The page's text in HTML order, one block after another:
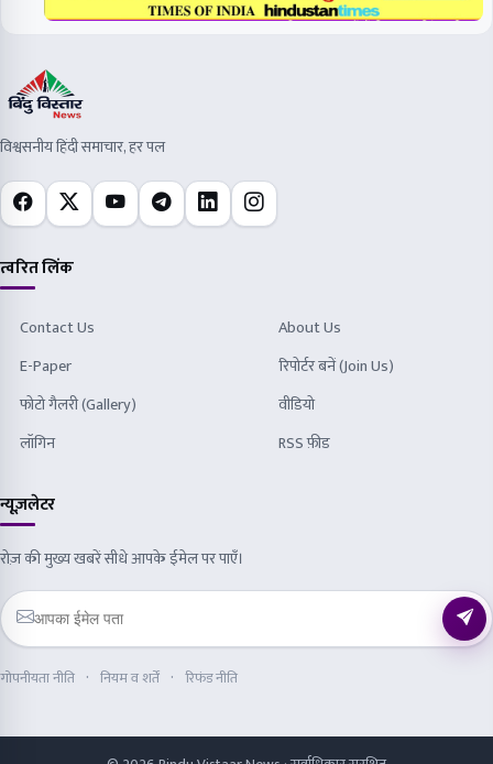
विश्वसनीय हिंदी समाचार, हर पल
त्वरित लिंक
Contact Us
About Us
E-Paper
रिपोर्टर बनें (Join Us)
फोटो गैलरी (Gallery)
वीडियो
लॉगिन
RSS फ़ीड
न्यूज़लेटर
रोज़ की मुख्य खबरें सीधे आपके ईमेल पर पाएँ।
गोपनीयता नीति नियम व शर्तें रिफंड नीति